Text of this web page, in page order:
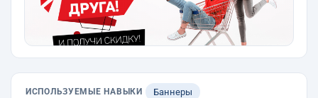
ИСПОЛЬЗУЕМЫЕ НАВЫКИ Баннеры